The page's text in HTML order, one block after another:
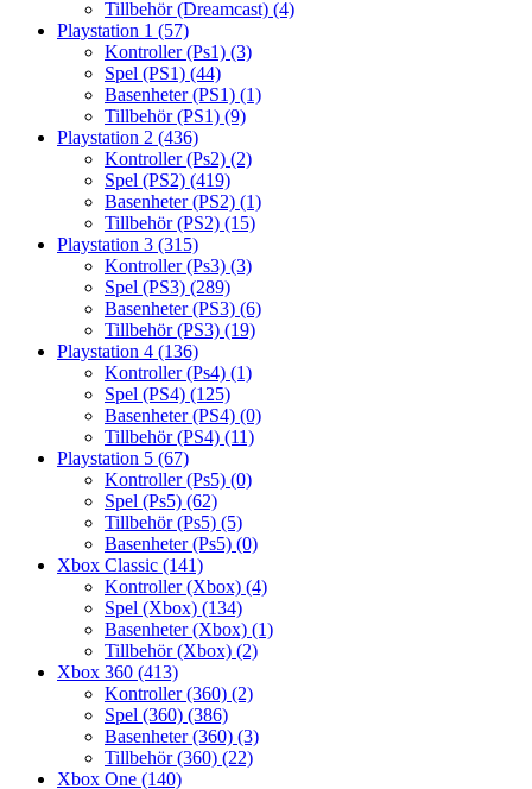
Tillbehör (Dreamcast) (4)
Playstation 1 (57)
Kontroller (Ps1) (3)
Spel (PS1) (44)
Basenheter (PS1) (1)
Tillbehör (PS1) (9)
Playstation 2 (436)
Kontroller (Ps2) (2)
Spel (PS2) (419)
Basenheter (PS2) (1)
Tillbehör (PS2) (15)
Playstation 3 (315)
Kontroller (Ps3) (3)
Spel (PS3) (289)
Basenheter (PS3) (6)
Tillbehör (PS3) (19)
Playstation 4 (136)
Kontroller (Ps4) (1)
Spel (PS4) (125)
Basenheter (PS4) (0)
Tillbehör (PS4) (11)
Playstation 5 (67)
Kontroller (Ps5) (0)
Spel (Ps5) (62)
Tillbehör (Ps5) (5)
Basenheter (Ps5) (0)
Xbox Classic (141)
Kontroller (Xbox) (4)
Spel (Xbox) (134)
Basenheter (Xbox) (1)
Tillbehör (Xbox) (2)
Xbox 360 (413)
Kontroller (360) (2)
Spel (360) (386)
Basenheter (360) (3)
Tillbehör (360) (22)
Xbox One (140)